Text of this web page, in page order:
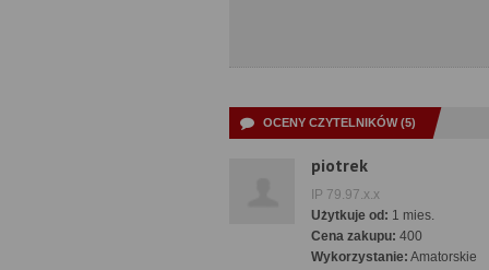
OCENY CZYTELNIKÓW (5)
piotrek
IP 79.97.x.x
Użytkuje od: 1 mies.
Cena zakupu: 400
Wykorzystanie: Amatorskie